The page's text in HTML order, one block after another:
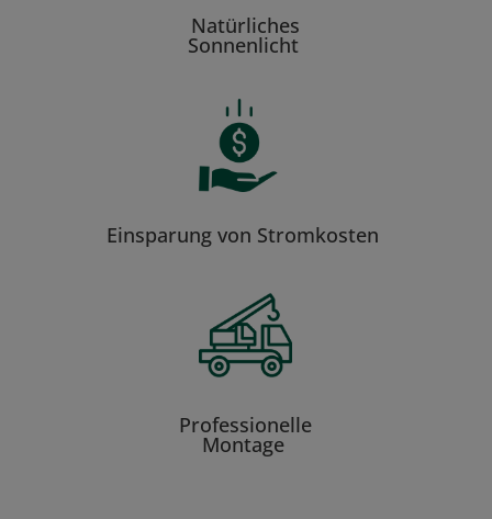
Natürliches
Sonnenlicht
Einsparung von Stromkosten
Professionelle
Montage